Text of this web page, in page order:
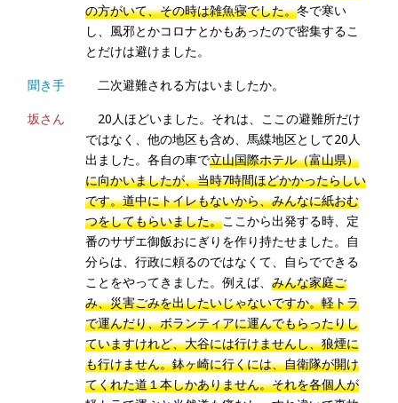
の方がいて、その時は雑魚寝でした。冬で寒い
し、風邪とかコロナとかもあったので密集するこ
とだけは避けました。
聞き手
二次避難される方はいましたか。
坂さん
20人ほどいました。それは、ここの避難所だけ
ではなく、他の地区も含め、馬緤地区として20人
出ました。各自の車で立山国際ホテル（富山県）
に向かいましたが、当時7時間ほどかかったらしい
です。道中にトイレもないから、みんなに紙おむ
つをしてもらいました。ここから出発する時、定
番のサザエ御飯おにぎりを作り持たせました。自
分らは、行政に頼るのではなくて、自らでできる
ことをやってきました。例えば、みんな家庭ご
み、災害ごみを出したいじゃないですか。軽トラ
で運んだり、ボランティアに運んでもらったりし
ていますけれど、大谷には行けませんし、狼煙に
も行けません。鉢ヶ崎に行くには、自衛隊が開け
てくれた道１本しかありません。それを各個人が